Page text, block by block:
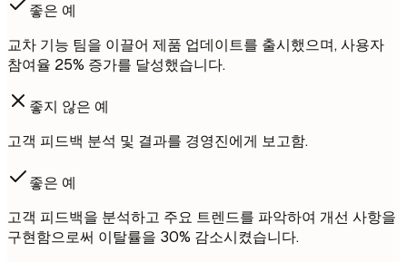
좋은 예
교차 기능 팀을 이끌어 제품 업데이트를 출시했으며, 사용자
참여율 25% 증가를 달성했습니다.
좋지 않은 예
고객 피드백 분석 및 결과를 경영진에게 보고함.
좋은 예
고객 피드백을 분석하고 주요 트렌드를 파악하여 개선 사항을
구현함으로써 이탈률을 30% 감소시켰습니다.